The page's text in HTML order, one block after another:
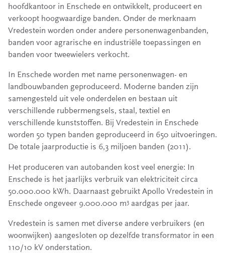
hoofdkantoor in Enschede en ontwikkelt, produceert en
verkoopt hoogwaardige banden. Onder de merknaam
Vredestein worden onder andere personenwagenbanden,
banden voor agrarische en industriële toepassingen en
banden voor tweewielers verkocht.
In Enschede worden met name personenwagen- en
landbouwbanden geproduceerd. Moderne banden zijn
samengesteld uit vele onderdelen en bestaan uit
verschillende rubbermengsels, staal, textiel en
verschillende kunststoffen. Bij Vredestein in Enschede
worden 50 typen banden geproduceerd in 650 uitvoeringen.
De totale jaarproductie is 6,3 miljoen banden (2011).
Het produceren van autobanden kost veel energie: In
Enschede is het jaarlijks verbruik van elektriciteit circa
50.000.000 kWh. Daarnaast gebruikt Apollo Vredestein in
Enschede ongeveer 9.000.000 m3 aardgas per jaar.
Vredestein is samen met diverse andere verbruikers (en
woonwijken) aangesloten op dezelfde transformator in een
110/10 kV onderstation.